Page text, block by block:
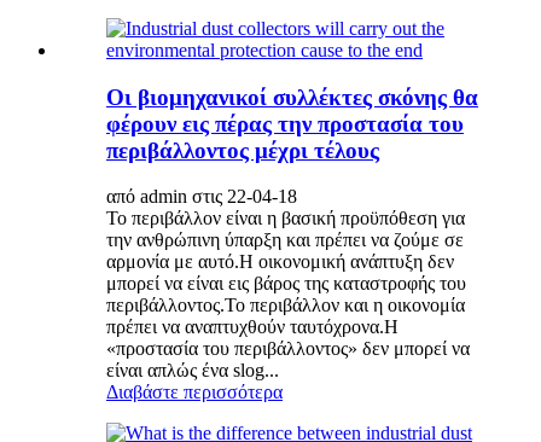
Οι βιομηχανικοί συλλέκτες σκόνης θα
φέρουν εις πέρας την προστασία του
περιβάλλοντος μέχρι τέλους
από admin στις 22-04-18
Το περιβάλλον είναι η βασική προϋπόθεση για
την ανθρώπινη ύπαρξη και πρέπει να ζούμε σε
αρμονία με αυτό.Η οικονομική ανάπτυξη δεν
μπορεί να είναι εις βάρος της καταστροφής του
περιβάλλοντος.Το περιβάλλον και η οικονομία
πρέπει να αναπτυχθούν ταυτόχρονα.Η
«προστασία του περιβάλλοντος» δεν μπορεί να
είναι απλώς ένα slog...
Διαβάστε περισσότερα